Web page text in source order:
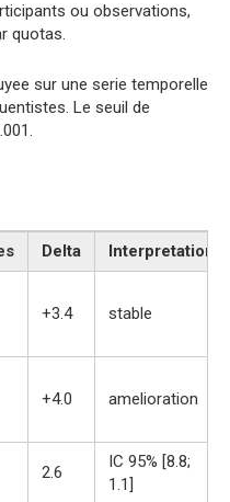
ou observations,
quotas.
sur une serie temporelle
Le seuil de
Delta
Interpretation
+3.4 stable
+4.0 amelioration
2.6
IC 95% [8.8;
1.1]